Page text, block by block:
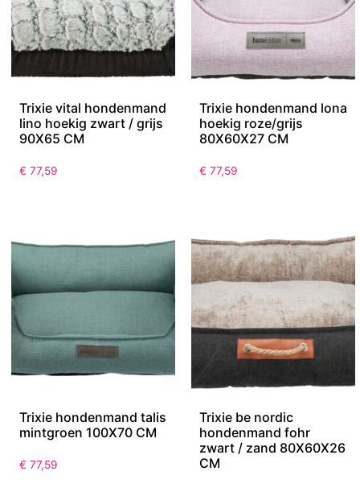
Trixie vital hondenmand
lino hoekig zwart / grijs
90X65 CM
€ 77,59
Trixie hondenmand lona
hoekig roze/grijs
80X60X27 CM
€ 77,59
Trixie hondenmand talis
mintgroen 100X70 CM
€ 77,59
Trixie be nordic
hondenmand fohr
zwart / zand 80X60X26
CM